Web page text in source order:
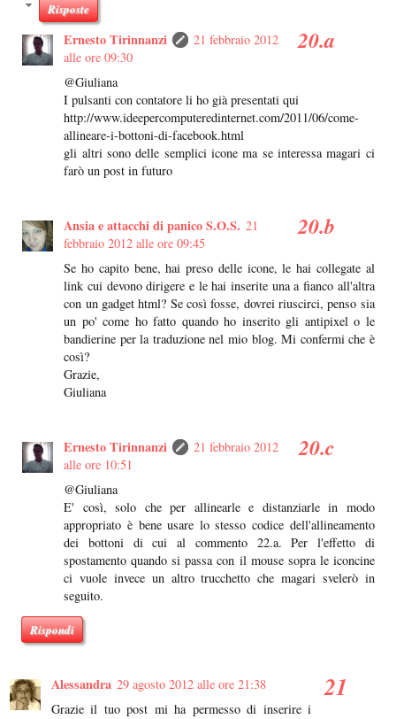
Risposte
Ernesto Tirinnanzi
21 febbraio 2012
alle ore 09:30
@Giuliana
I pulsanti con contatore li ho già presentati qui
http://www.ideepercomputeredinternet.com/2011/06/come-
allineare-i-bottoni-di-facebook.html
gli altri sono delle semplici icone ma se interessa magari ci
farò un post in futuro
Ansia e attacchi di panico S.O.S. 21
febbraio 2012 alle ore 09:45
Se ho capito bene, hai preso delle icone, le hai collegate al
link cui devono dirigere e le hai inserite una a fianco all'altra
con un gadget html? Se così fosse, dovrei riuscirci, penso sia
un po' come ho fatto quando ho inserito gli antipixel o le
bandierine per la traduzione nel mio blog. Mi confermi che è
così?
Grazie,
Giuliana
Ernesto Tirinnanzi
21 febbraio 2012
alle ore 10:51
@Giuliana
E' così, solo che per allinearle e distanziarle in modo
appropriato è bene usare lo stesso codice dell'allineamento
dei bottoni di cui al commento 22.a. Per l'effetto di
spostamento quando si passa con il mouse sopra le iconcine
ci vuole invece un altro trucchetto che magari svelerò in
seguito.
Rispondi
Alessandra 29 agosto 2012 alle ore 21:38
Grazie il tuo post mi ha permesso di inserire i